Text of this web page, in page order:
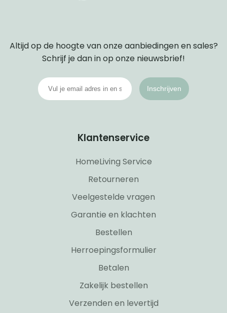
Altijd op de hoogte van onze aanbiedingen en sales?
Schrijf je dan in op onze nieuwsbrief!
Inschrijven
Klantenservice
HomeLiving Service
Retourneren
Veelgestelde vragen
Garantie en klachten
Bestellen
Herroepingsformulier
Betalen
Zakelijk bestellen
Verzenden en levertijd